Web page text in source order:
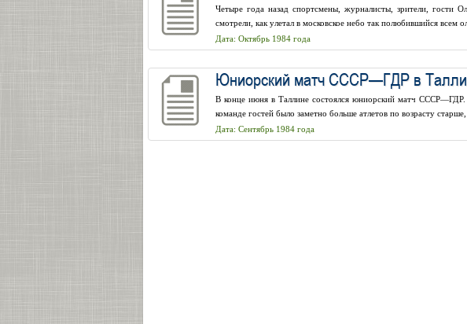
Четыре года назад спортсмены, журналисты, зрители, гости
смотрели, как улетал в московское небо так полюбившийся всем
Дата: Октябрь 1984 года
Юниорский матч СССР—ГДР в
В конце июня в Таллине состоялся юниорский матч
команде гостей было заметно больше атлетов по возрасту
Дата: Сентябрь 1984 года